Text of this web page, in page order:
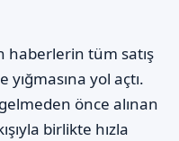
haberlerin tüm satış
yığmasına yol açtı.
önce alınan
birlikte hızla